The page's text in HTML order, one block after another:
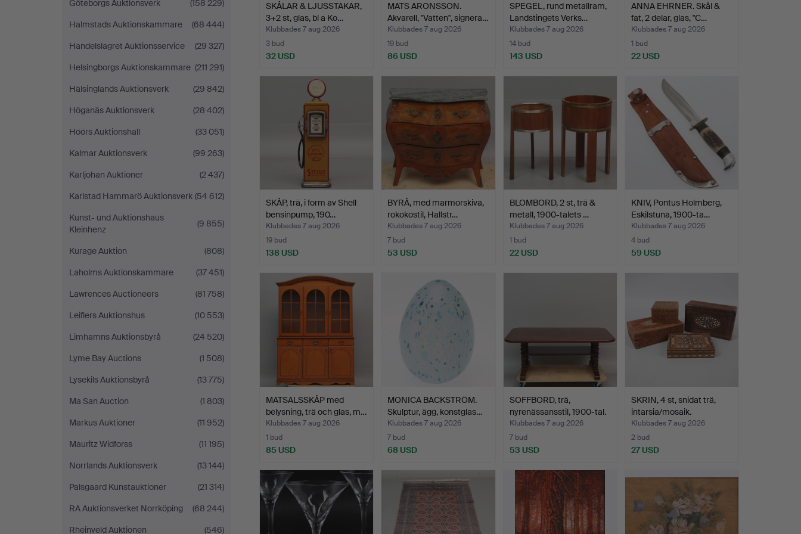
Göteborgs Auktionsverk
(158 229)
Halmstads Auktionskammare
(68 444)
Handelslagret Auktionsservice
(29 327)
Helsingborgs Auktionskammare (211 291)
Hälsinglands Auktionsverk
(29 842)
Höganäs Auktionsverk
(28 402)
Höörs Auktionshall
(33 051)
Kalmar Auktionsverk
(99 263)
Karljohan Auktioner
(2 437)
Karlstad Hammarö Auktionsverk (54 612)
Kunst- und Auktionshaus
Kleinhenz
(9 855)
Kurage Auktion
(808)
Laholms Auktionskammare
(37 451)
Lawrences Auctioneers
(81 758)
Leiflers Auktionshus
(10 553)
Limhamns Auktionsbyrå
(24 520)
Lyme Bay Auctions
(1 508)
Lysekils Auktionsbyrå
(13 775)
Ma San Auction
(1 803)
Markus Auktioner
(11 952)
Mauritz Widforss
(11 195)
Norrlands Auktionsverk
(13 144)
Palsgaard Kunstauktioner
(21 314)
RA Auktionsverket Norrköping
(68 244)
Rheinveld Auktionen
(546)
SKÅLAR & LJUSSTAKAR,
3+2 st, glas, bl a Ko…
Klubbades 7 aug 2026
3 bud
32 USD
MATS ARONSSON.
Akvarell, "Vatten", signera…
Klubbades 7 aug 2026
19 bud
86 USD
SPEGEL, rund metallram,
Landstingets Verks…
Klubbades 7 aug 2026
14 bud
143 USD
ANNA EHRNER. Skål &
fat, 2 delar, glas, "C…
Klubbades 7 aug 2026
1 bud
22 USD
SKÅP, trä, i form av Shell
bensinpump, 190…
Klubbades 7 aug 2026
19 bud
138 USD
BYRÅ, med marmorskiva,
rokokostil, Hallstr…
Klubbades 7 aug 2026
7 bud
53 USD
BLOMBORD, 2 st, trä &
metall, 1900-talets …
Klubbades 7 aug 2026
1 bud
22 USD
KNIV, Pontus Holmberg,
Eskilstuna, 1900-ta…
Klubbades 7 aug 2026
4 bud
59 USD
MATSALSSKÅP med
belysning, trä och glas, m…
Klubbades 7 aug 2026
1 bud
85 USD
MONICA BACKSTRÖM.
Skulptur, ägg, konstglas…
Klubbades 7 aug 2026
7 bud
68 USD
SOFFBORD, trä,
nyrenässansstil, 1900-tal.
Klubbades 7 aug 2026
7 bud
53 USD
SKRIN, 4 st, snidat trä,
intarsia/mosaik.
Klubbades 7 aug 2026
2 bud
27 USD